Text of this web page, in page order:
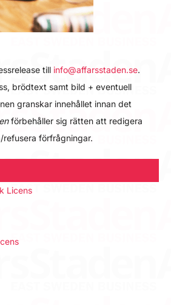
till info@affarsstaden.se.
brödtext samt bild + eventuell
granskar innehållet innan det
förbehåller sig rätten att redigera
refusera förfrågningar.
Licens